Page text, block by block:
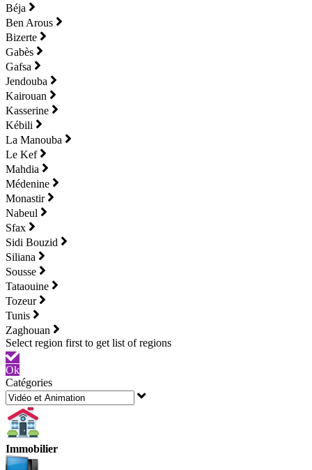
Béja
Ben Arous
Bizerte
Gabès
Gafsa
Jendouba
Kairouan
Kasserine
Kébili
La Manouba
Le Kef
Mahdia
Médenine
Monastir
Nabeul
Sfax
Sidi Bouzid
Siliana
Sousse
Tataouine
Tozeur
Tunis
Zaghouan
Ok
Catégories
Immobilier